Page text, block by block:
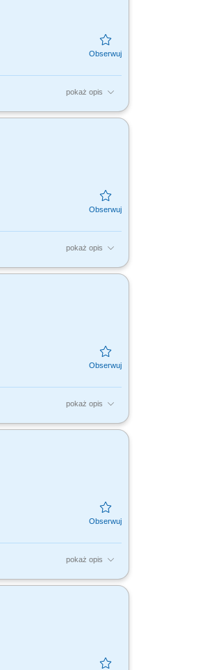
pokaż opis
–
pokaż opis
–
pokaż opis
–
pokaż opis
–